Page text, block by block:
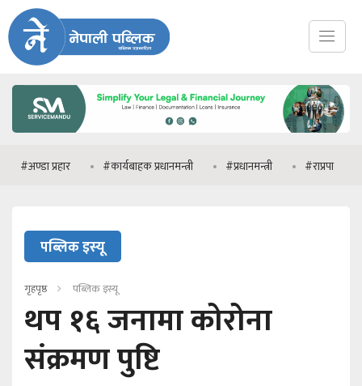
प्रहार #कार्यबाहक प्रधानमन्त्री #प्रधानमन्त्री #राप्रपा #मनिष
पब्लिक इस्यू
गृहपृष्ठ पब्लिक इस्यू
थप १६ जनामा कोरोना
संक्रमण पुष्टि